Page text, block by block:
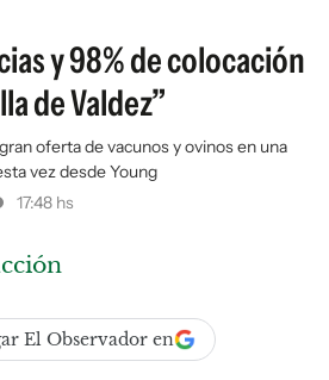
y 98% de colocación
de Valdez”
oferta de vacunos y ovinos en una
vez desde Young
17:48 hs
El Observador en